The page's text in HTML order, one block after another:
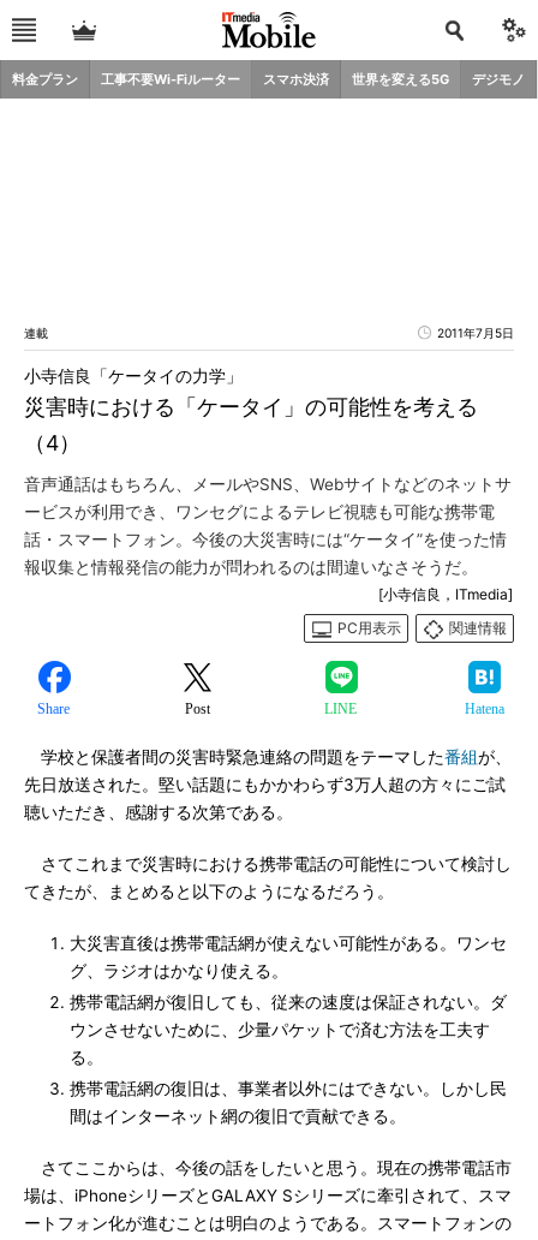
料金プラン 工事不要Wi-Fiルーター スマホ決済 世界を変える5G デジモノ
連載 2011年7月5日
災害時における「ケータイ」の可能性を考える
（4）
小寺信良「ケータイの力学」
音声通話はもちろん、メールやSNS、Webサイトなどのネットサ
ービスが利用でき、ワンセグによるテレビ視聴も可能な携帯電
話・スマートフォン。今後の大災害時には“ケータイ”を使った情
報収集と情報発信の能力が問われるのは間違いなさそうだ。
[小寺信良，ITmedia]
PC用表示
関連情報
Share Post LINE Hatena
学校と保護者間の災害時緊急連絡の問題をテーマした番組が、
先日放送された。堅い話題にもかかわらず3万人超の方々にご試
聴いただき、感謝する次第である。
さてこれまで災害時における携帯電話の可能性について検討し
てきたが、まとめると以下のようになるだろう。
大災害直後は携帯電話網が使えない可能性がある。ワンセ
グ、ラジオはかなり使える。
携帯電話網が復旧しても、従来の速度は保証されない。ダ
ウンさせないために、少量パケットで済む方法を工夫す
る。
携帯電話網の復旧は、事業者以外にはできない。しかし民
間はインターネット網の復旧で貢献できる。
さてここからは、今後の話をしたいと思う。現在の携帯電話市
場は、iPhoneシリーズとGALAXY Sシリーズに牽引されて、スマ
ートフォン化が進むことは明白のようである。スマートフォンの